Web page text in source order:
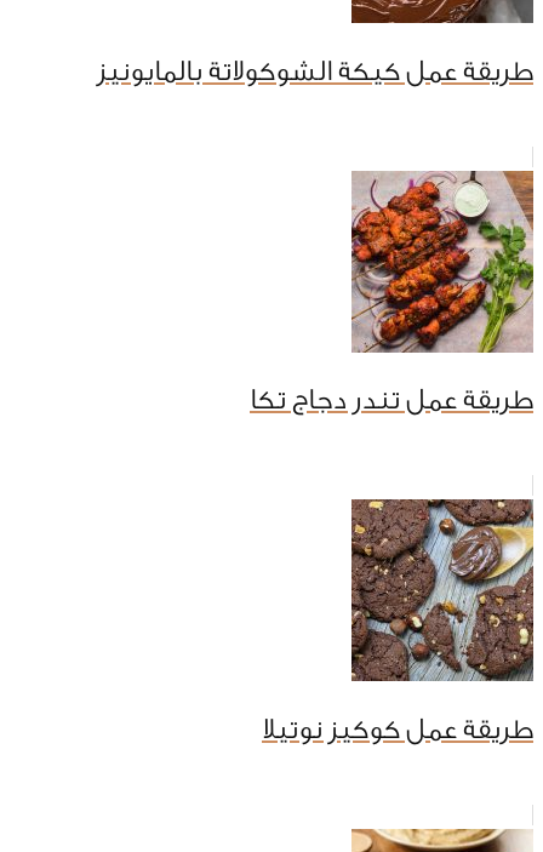
طريقة عمل كيكة الشوكولاتة بالمايونيز
طريقة عمل تندر دجاج تكا
طريقة عمل كوكيز نوتيلا